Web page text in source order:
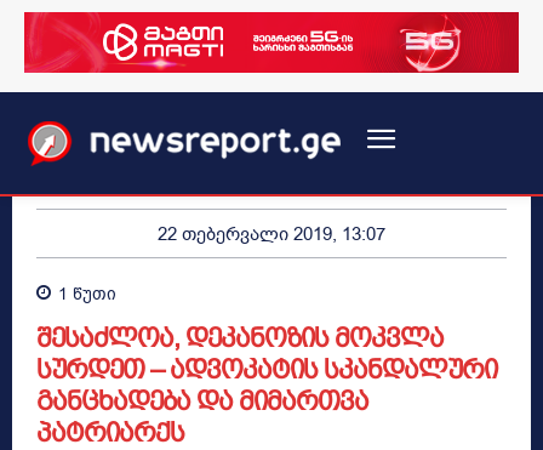
22 თებერვალი 2019, 13:07
1 წუთი
შესაძლოა, დეკანოზის მოკვლა
სურდეთ – ადვოკატის სკანდალური
განცხადება და მიმართვა
პატრიარქს